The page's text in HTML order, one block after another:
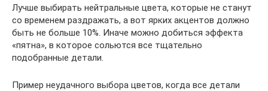
Лучше выбирать нейтральные цвета, которые не станут
со временем раздражать, а вот ярких акцентов должно
быть не больше 10%. Иначе можно добиться эффекта
«пятна», в которое сольются все тщательно
подобранные детали.
Пример неудачного выбора цветов, когда все детали